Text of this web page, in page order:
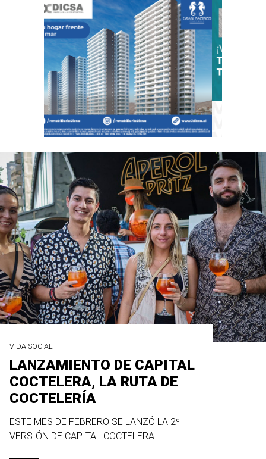
VIDA SOCIAL
LANZAMIENTO DE CAPITAL
COCTELERA, LA RUTA DE
COCTELERÍA
ESTE MES DE FEBRERO SE LANZÓ LA 2º
VERSIÓN DE CAPITAL COCTELERA...